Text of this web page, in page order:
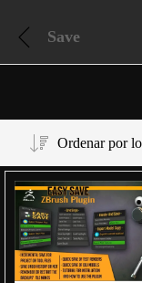
Save
Ordenar por